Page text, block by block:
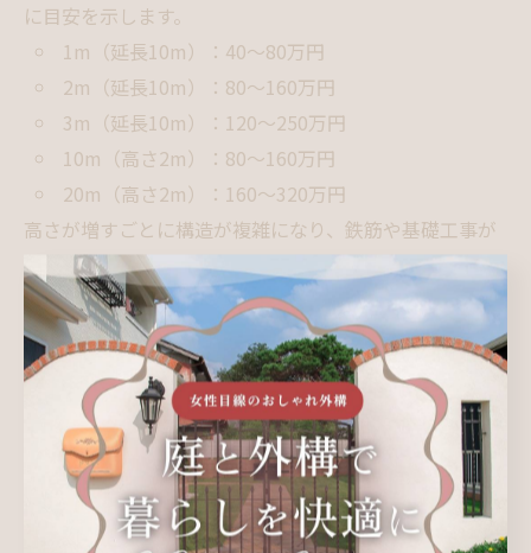
に目安を示します。
1m（延長10m）：40～80万円
2m（延長10m）：80～160万円
3m（延長10m）：120～250万円
10m（高さ2m）：80～160万円
20m（高さ2m）：160～320万円
高さが増すごとに構造が複雑になり、鉄筋や基礎工事が
強化されるため、費用も上昇します。
見積もり時に比較すべきポイント（会社選び・
明細の見方・相見積もりのコツ）
失敗しないための外構・擁壁工事の見積もりポイントは
以下です。
会社の実績・施工事例の確認
見積書の明細項目が詳細かチェック
工事内容ごとに単価・数量が明記されているか